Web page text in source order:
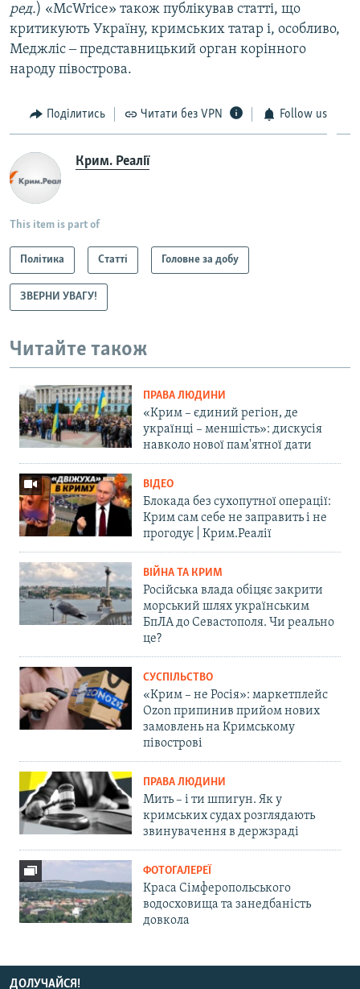
ред.) «McWrice» також публікував статті, що
критикують Україну, кримських татар і, особливо,
Меджліс ‒ представницький орган корінного
народу півострова.
Поділитись Читати без VPN Follow us
Крим. Реалії
This item is part of
Політика Статті Головне за добу
ЗВЕРНИ УВАГУ!
Читайте також
ПРАВА ЛЮДИНИ
«Крим – єдиний регіон, де
українці – меншість»: дискусія
навколо нової пам'ятної дати
ВІДЕО
Блокада без сухопутної операції:
Крим сам себе не заправить і не
прогодує | Крим.Реалії
ВІЙНА ТА КРИМ
Російська влада обіцяє закрити
морський шлях українським
БпЛА до Севастополя. Чи реально
це?
СУСПІЛЬСТВО
«Крим – не Росія»: маркетплейс
Ozon припинив прийом нових
замовлень на Кримському
півострові
ПРАВА ЛЮДИНИ
Мить – і ти шпигун. Як у
кримських судах розглядають
звинувачення в держзраді
ФОТОГАЛЕРЕЇ
Краса Сімферопольського
водосховища та занедбаність
довкола
ДОЛУЧАЙСЯ!